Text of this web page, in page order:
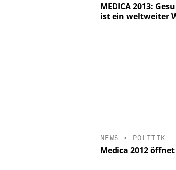
MEDICA 2013:
ist ein weltweiter
NEWS • POLITIK
Medica 2012